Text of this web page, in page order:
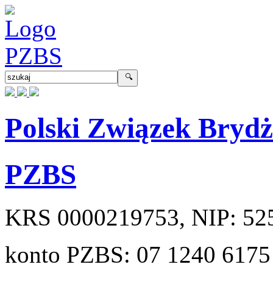
Polski Związek
PZBS
KRS 0000219753, NIP:
konto PZBS: 07 1240